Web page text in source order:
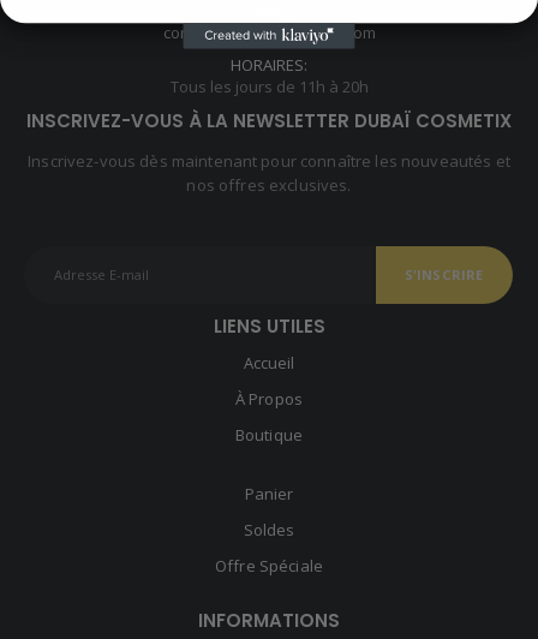
contact@dubai-cosmetix.com
HORAIRES:
Tous les jours de 11h à 20h
INSCRIVEZ-VOUS À LA NEWSLETTER DUBAÏ COSMETIX
Inscrivez-vous dès maintenant pour connaître les nouveautés et
nos offres exclusives.
LIENS UTILES
Accueil
À Propos
Boutique
Panier
Soldes
Offre Spéciale
INFORMATIONS